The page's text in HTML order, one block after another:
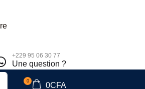
+229 95 06 30 77
Une question ?
0
0CFA